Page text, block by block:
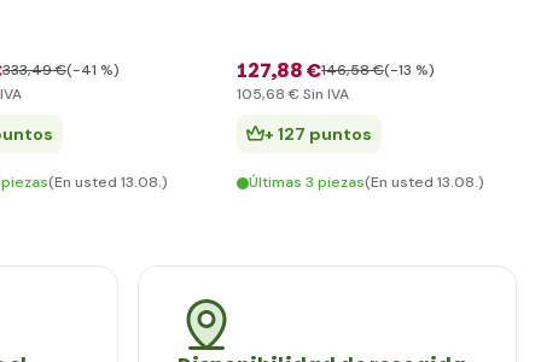
333,49 €(-41 %)
(En usted 13.08.)
127,88 €146,58 €(-13 %)
105,68 € Sin IVA
+ 127 puntos
Últimas 3 piezas(En usted 13.08.)